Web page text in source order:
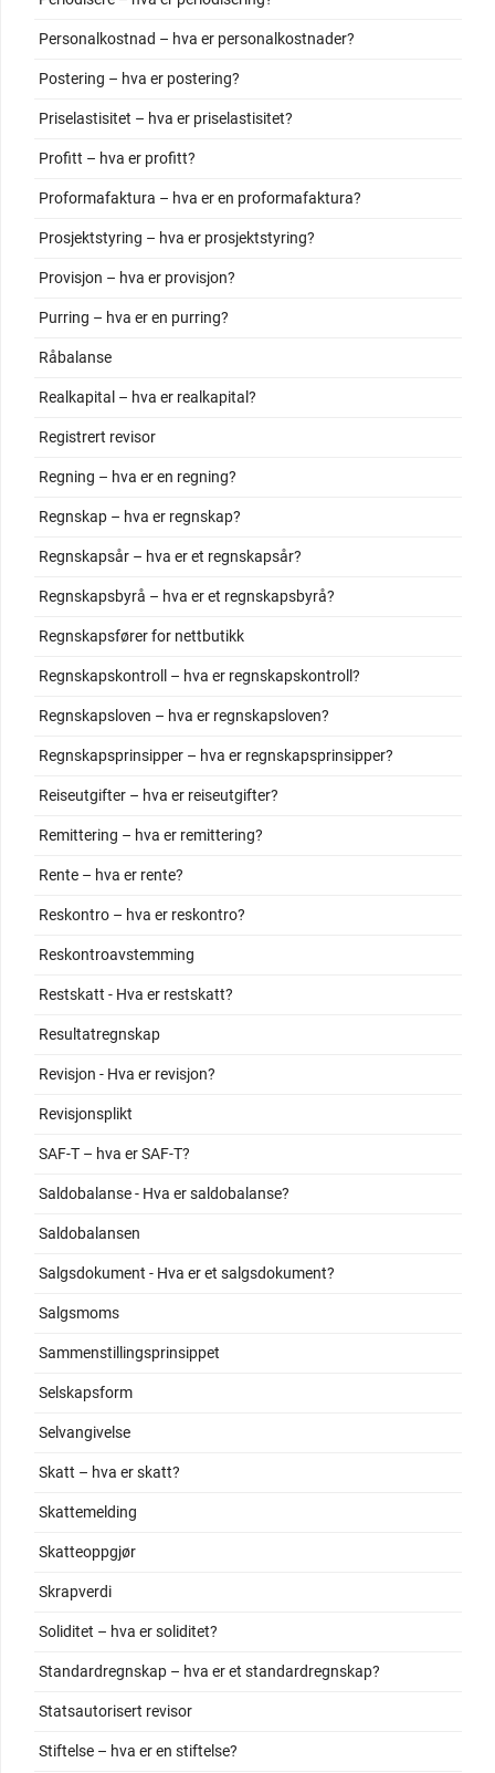
Personalkostnad – hva er personalkostnader?
Postering – hva er postering?
Priselastisitet – hva er priselastisitet?
Profitt – hva er profitt?
Proformafaktura – hva er en proformafaktura?
Prosjektstyring – hva er prosjektstyring?
Provisjon – hva er provisjon?
Purring – hva er en purring?
Råbalanse
Realkapital – hva er realkapital?
Registrert revisor
Regning – hva er en regning?
Regnskap – hva er regnskap?
Regnskapsår – hva er et regnskapsår?
Regnskapsbyrå – hva er et regnskapsbyrå?
Regnskapsfører for nettbutikk
Regnskapskontroll – hva er regnskapskontroll?
Regnskapsloven – hva er regnskapsloven?
Regnskapsprinsipper – hva er regnskapsprinsipper?
Reiseutgifter – hva er reiseutgifter?
Remittering – hva er remittering?
Rente – hva er rente?
Reskontro – hva er reskontro?
Reskontroavstemming
Restskatt - Hva er restskatt?
Resultatregnskap
Revisjon - Hva er revisjon?
Revisjonsplikt
SAF-T – hva er SAF-T?
Saldobalanse - Hva er saldobalanse?
Saldobalansen
Salgsdokument - Hva er et salgsdokument?
Salgsmoms
Sammenstillingsprinsippet
Selskapsform
Selvangivelse
Skatt – hva er skatt?
Skattemelding
Skatteoppgjør
Skrapverdi
Soliditet – hva er soliditet?
Standardregnskap – hva er et standardregnskap?
Statsautorisert revisor
Stiftelse – hva er en stiftelse?